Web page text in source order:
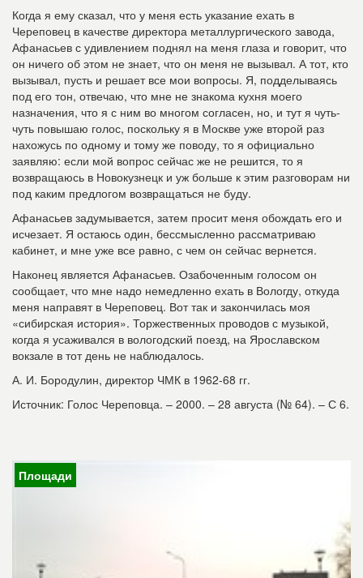
Когда я ему сказал, что у меня есть указание ехать в
Череповец в качестве директора металлургического завода,
Афанасьев с удивлением поднял на меня глаза и говорит, что
он ничего об этом не знает, что он меня не вызывал. А тот, кто
вызывал, пусть и решает все мои вопросы. Я, подделываясь
под его тон, отвечаю, что мне не знакома кухня моего
назначения, что я с ним во многом согласен, но, и тут я чуть-
чуть повышаю голос, поскольку я в Москве уже второй раз
нахожусь по одному и тому же поводу, то я официально
заявляю: если мой вопрос сейчас же не решится, то я
возвращаюсь в Новокузнецк и уж больше к этим разговорам ни
под каким предлогом возвращаться не буду.
Афанасьев задумывается, затем просит меня обождать его и
исчезает. Я остаюсь один, бессмысленно рассматриваю
кабинет, и мне уже все равно, с чем он сейчас вернется.
Наконец является Афанасьев. Озабоченным голосом он
сообщает, что мне надо немедленно ехать в Вологду, откуда
меня направят в Череповец. Вот так и закончилась моя
«сибирская история». Торжественных проводов с музыкой,
когда я усаживался в вологодский поезд, на Ярославском
вокзале в тот день не наблюдалось.
А. И. Бородулин, директор ЧМК в 1962-68 гг.
Источник: Голос Череповца. – 2000. – 28 августа (№ 64). – С 6.
Площади